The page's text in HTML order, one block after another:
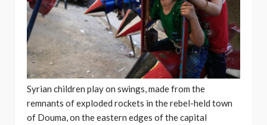
Syrian children play on swings, made from the
remnants of exploded rockets in the rebel-held town
of Douma, on the eastern edges of the capital